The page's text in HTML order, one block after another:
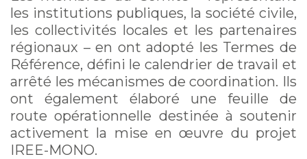
les institutions publiques, la société civile,
les collectivités locales et les partenaires
régionaux – en ont adopté les Termes de
Référence, défini le calendrier de travail et
arrêté les mécanismes de coordination. Ils
ont également élaboré une feuille de
route opérationnelle destinée à soutenir
activement la mise en œuvre du projet
IREE-MONO.